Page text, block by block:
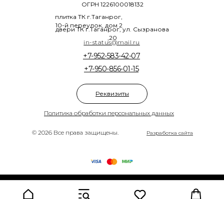
© 2026 Все права защищены.
Политика обработки персональных данных
+7-950-856-01-15
+7-952-583-42-07
плитка ТК г.Таганрог,
10-й переулок, дом 2
двери ТК г.Таганрог, ул. Сызранова
,20
ОГРН 1226100018132
Разработка сайта
in-status@mail.ru
Реквизиты
Made on Tilda